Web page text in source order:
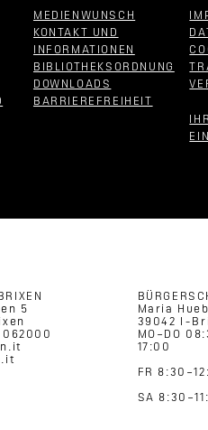
MEDIENWUNSCH
KONTAKT UND
INFORMATIONEN
BIBLIOTHEKSORDNUNG
DOWNLOADS
BARRIEREFREIHEIT
5
062000
Maria
39042 I-
MO–DO
17:00
FR
SA